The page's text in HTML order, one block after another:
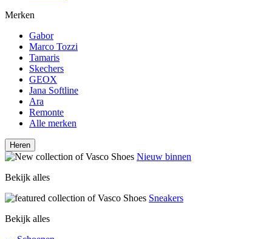
Merken
Gabor
Marco Tozzi
Tamaris
Skechers
GEOX
Jana Softline
Ara
Remonte
Alle merken
Heren
Nieuw binnen
Bekijk alles
Sneakers
Bekijk alles